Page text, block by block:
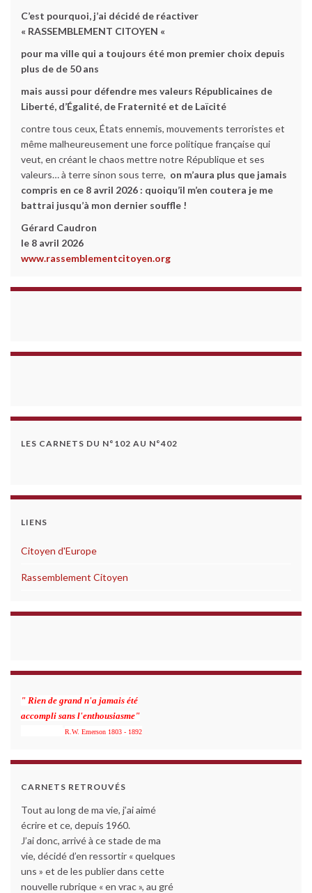
C’est pourquoi, j’ai décidé de réactiver
« RASSEMBLEMENT CITOYEN «
pour ma ville qui a toujours été mon premier choix depuis
plus de de 50 ans
mais aussi pour défendre mes valeurs Républicaines de
Liberté, d’Égalité, de Fraternité et de Laïcité
contre tous ceux, États ennemis, mouvements terroristes et
même malheureusement une force politique française qui
veut, en créant le chaos mettre notre République et ses
valeurs… à terre sinon sous terre, on m’aura plus que jamais
compris en ce 8 avril 2026 : quoiqu’il m’en coutera je me
battrai jusqu’à mon dernier souffle !
Gérard Caudron
le 8 avril 2026
www.rassemblementcitoyen.org
LES CARNETS DU N°102 AU N°402
LIENS
Citoyen d'Europe
Rassemblement Citoyen
" Rien de grand n'a jamais été
accompli sans l'enthousiasme"
R.W. Emerson 1803 - 1892
CARNETS RETROUVÉS
Tout au long de ma vie, j’ai aimé
écrire et ce, depuis 1960.
J’ai donc, arrivé à ce stade de ma
vie, décidé d’en ressortir « quelques
uns » et de les publier dans cette
nouvelle rubrique « en vrac », au gré